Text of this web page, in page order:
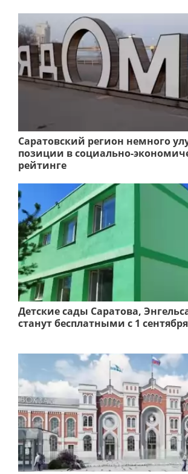
Саратовский регион немного
позиции в социально-
рейтинге
Детские сады Саратова,
станут бесплатными с 1 сентября